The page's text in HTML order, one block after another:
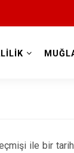
ile bir tarih